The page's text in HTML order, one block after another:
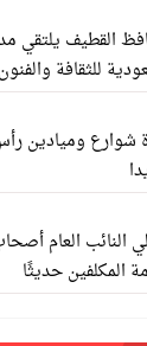
القطيف يلتقي
للثقافة
النائب العام
المكلفين حديثًا